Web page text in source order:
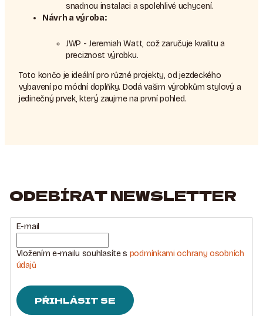
snadnou instalaci a spolehlivé uchycení.
Návrh a výroba:
JWP - Jeremiah Watt, což zaručuje kvalitu a
preciznost výrobku.
Toto končo je ideální pro různé projekty, od jezdeckého
vybavení po módní doplňky. Dodá vašim výrobkům stylový a
jedinečný prvek, který zaujme na první pohled.
ODEBÍRAT NEWSLETTER
E-mail
Vložením e-mailu souhlasíte s podmínkami ochrany osobních
údajů
PŘIHLÁSIT SE